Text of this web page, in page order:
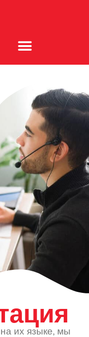
их языке, мы